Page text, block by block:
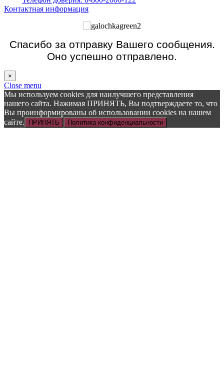
Контактная информация
Спасибо за отправку Вашего сообщения.
Оно успешно отправлено.
×
Close menu
Мы используем cookies для наилучшего представления
нашего сайта. Нажимая ПРИНЯТЬ, Вы подтверждаете то, что
Вы проинформированы об использовании cookies на нашем
сайте.
ПРИНЯТЬ Политика конфиденциальности